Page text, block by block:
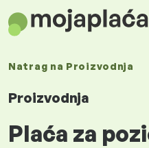
Natrag na Proizvodnja
Proizvodnja
Plaća za